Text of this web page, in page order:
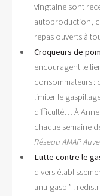
vingtaine sont
autoproduction,
repas ouverts à
Croqueurs de
encouragent le
consommateurs :
limiter le
difficulté… À
chaque semaine
Réseau AMAP
Lutte contre le
divers
anti-gaspi” :